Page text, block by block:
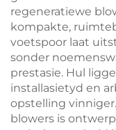
regeneratiewe
kompakte,
voetspoor laat
sonder
prestasie. Hul
installasietyd en
opstelling
blowers is